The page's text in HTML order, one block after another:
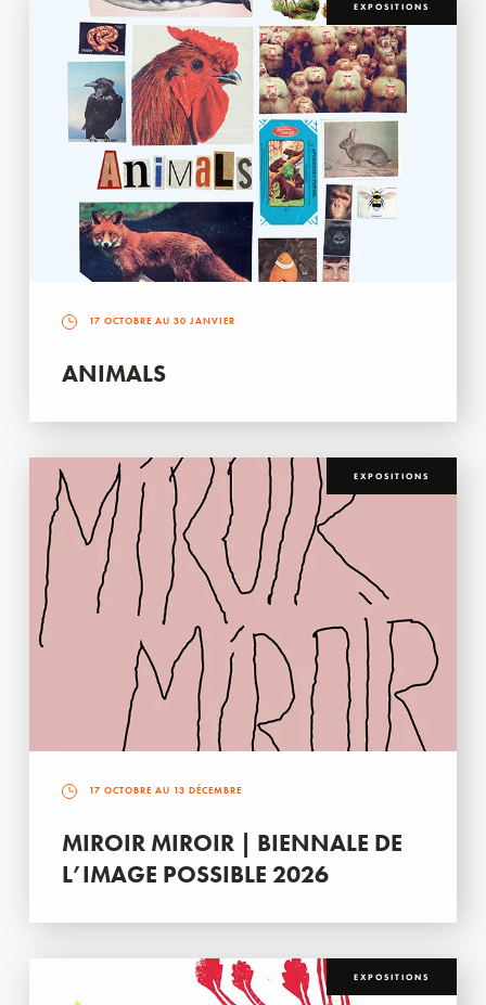
EXPOSITIONS
17 OCTOBRE AU 30 JANVIER
ANIMALS
EXPOSITIONS
17 OCTOBRE AU 13 DÉCEMBRE
MIROIR MIROIR | BIENNALE DE
L’IMAGE POSSIBLE 2026
EXPOSITIONS